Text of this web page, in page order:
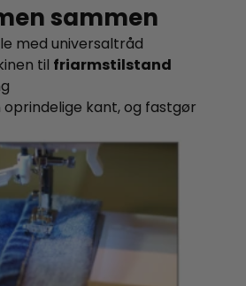
sammen
med universaltråd
til friarmstilstand
oprindelige kant, og fastgør